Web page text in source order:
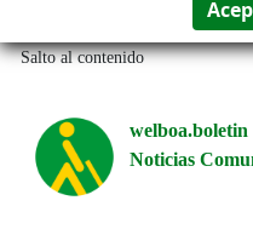
Salto al contenido
welboa.boletin
Noticias